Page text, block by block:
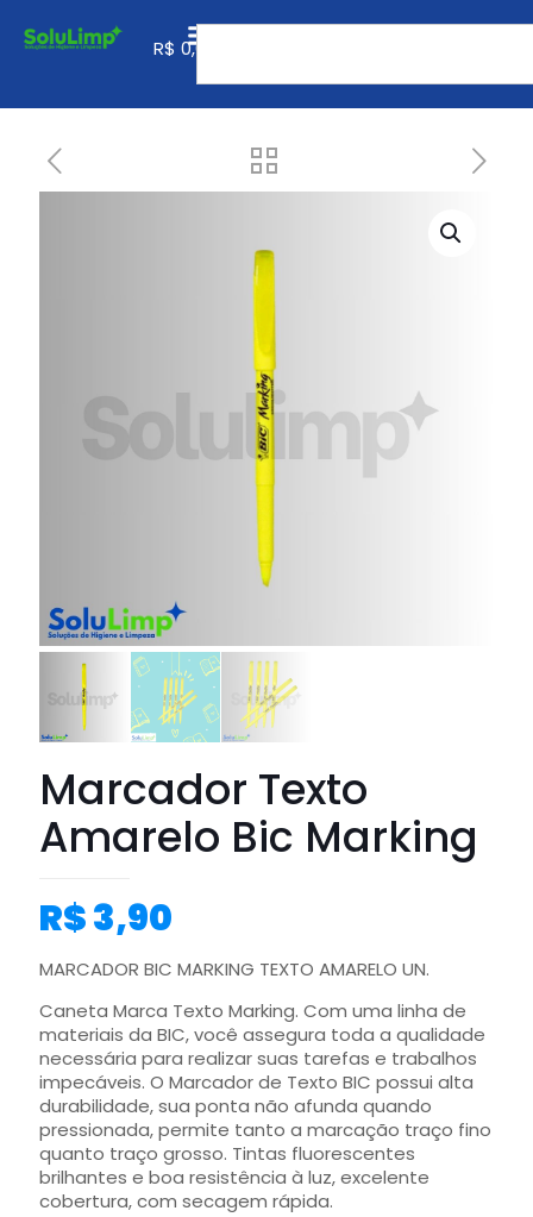
R$ 0,00
Marcador Texto
Amarelo Bic Marking
R$3,90
MARCADOR BIC MARKING TEXTO AMARELO UN.
Caneta Marca Texto Marking. Com uma linha de
materiais da BIC, você assegura toda a qualidade
necessária para realizar suas tarefas e trabalhos
impecáveis. O Marcador de Texto BIC possui alta
durabilidade, sua ponta não afunda quando
pressionada, permite tanto a marcação traço fino
quanto traço grosso. Tintas fluorescentes
brilhantes e boa resistência à luz, excelente
cobertura, com secagem rápida.